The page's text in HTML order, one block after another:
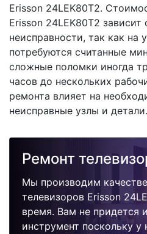
Erisson 24LEK80T2.
Erisson 24LEK80T2 зависит
неисправности, так как на
потребуются считанные
сложные поломки иногда
часов до нескольких
ремонта влияет на
неисправные узлы и
Ремонт
Мы производим
телевизоров Erisson
время. Вам не придется
инструмент поскольку